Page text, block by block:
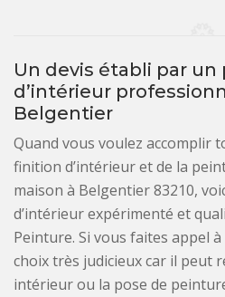
Un devis établi par un
d’intérieur
Belgentier
Quand vous voulez accomplir
finition d’intérieur et de la
maison à Belgentier 83210,
d’intérieur expérimenté et
Peinture. Si vous faites appel à
choix très judicieux car il peut
intérieur ou la pose de